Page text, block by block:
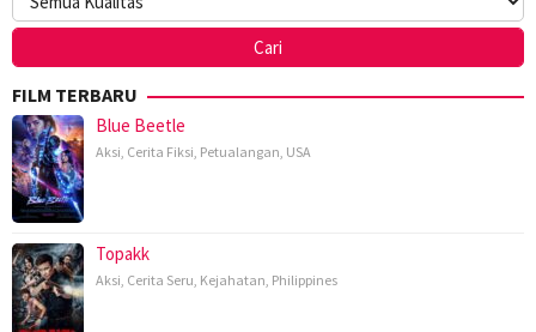
FILM TERBARU
Blue Beetle
Aksi, Cerita Fiksi, Petualangan, USA
Topakk
Aksi, Cerita Seru, Kejahatan, Philippines